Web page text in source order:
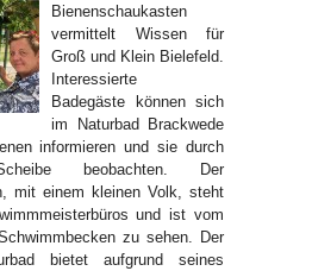
Bienenschaukasten
vermittelt Wissen für
Groß und Klein Bielefeld.
Interessierte
Badegäste können sich
im Naturbad Brackwede
informieren und sie durch
beobachten. Der
mit einem kleinen Volk, steht
und ist vom
zu sehen. Der
bietet aufgrund seines